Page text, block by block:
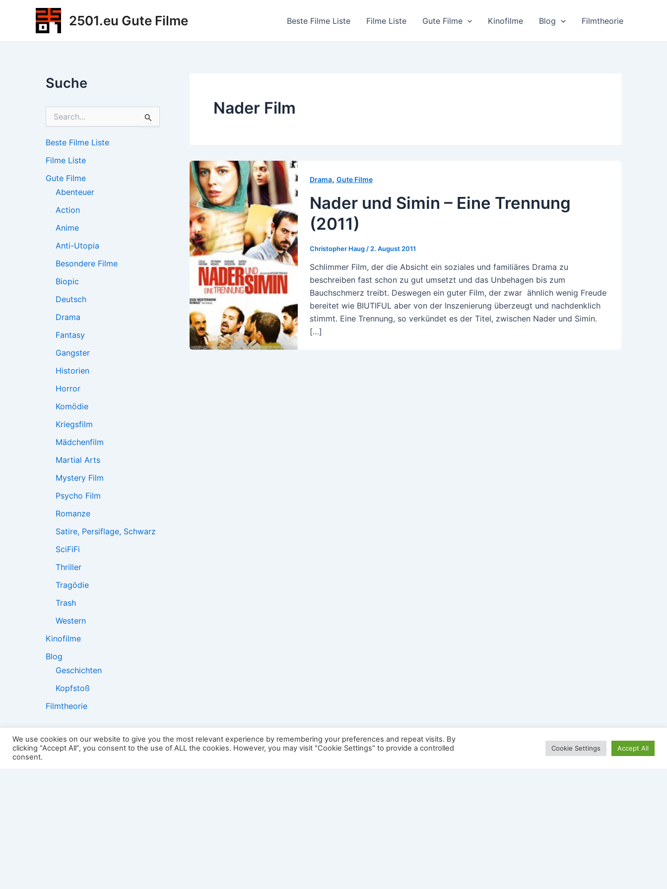
2501.eu Gute Filme Beste Filme Liste Filme Liste Gute Filme Kinofilme Blog Filmtheorie
Suche
h
n
a
Beste Filme Liste
Filme Liste
Gute Filme
Abenteuer
Action
Anime
Anti-Utopia
Besondere Filme
Biopic
Deutsch
Drama
Fantasy
Gangster
Historien
Horror
Komödie
Kriegsfilm
Mädchenfilm
Martial Arts
Mystery Film
Psycho Film
Romanze
Satire, Persiflage, Schwarz
SciFiFi
Thriller
Tragödie
Trash
Western
Kinofilme
Blog
Geschichten
Kopfstoß
Filmtheorie
Nader Film
Drama, Gute Filme
Nader und Simin – Eine Trennung
(2011)
Christopher Haug / 2. August 2011
Schlimmer Film, der die Absicht ein soziales und familiäres Drama zu
beschreiben fast schon zu gut umsetzt und das Unbehagen bis zum
Bauchschmerz treibt. Deswegen ein guter Film, der zwar ähnlich wenig Freude
bereitet wie BIUTIFUL aber von der Inszenierung überzeugt und nachdenklich
stimmt. Eine Trennung, so verkündet es der Titel, zwischen Nader und Simin.
[…]
2501:
We use cookies on our website to give you the most relevant experience by remembering your preferences and repeat visits. By
clicking “Accept All”, you consent to the use of ALL the cookies. However, you may visit "Cookie Settings" to provide a controlled
consent.
Cookie Settings Accept All